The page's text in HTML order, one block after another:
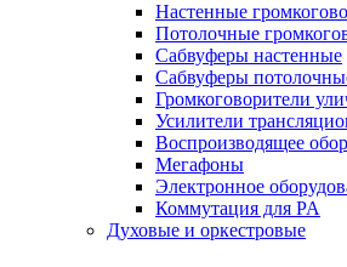
Настенные
Потолочные
Сабвуферы настенные
Сабвуферы
Громкоговорители
Усилители
Воспроизводящее
Мегафоны
Электронное
Коммутация для PA
Духовые и оркестровые